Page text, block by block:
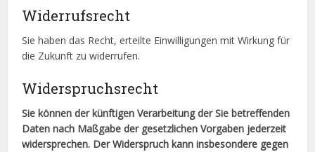
Widerrufsrecht
Sie haben das Recht, erteilte Einwilligungen mit Wirkung für
die Zukunft zu widerrufen.
Widerspruchsrecht
Sie können der künftigen Verarbeitung der Sie betreffenden
Daten nach Maßgabe der gesetzlichen Vorgaben jederzeit
widersprechen. Der Widerspruch kann insbesondere gegen